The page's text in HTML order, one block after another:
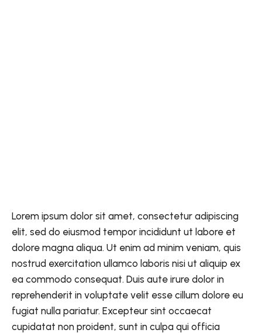
Lorem ipsum dolor sit amet, consectetur adipiscing
elit, sed do eiusmod tempor incididunt ut labore et
dolore magna aliqua. Ut enim ad minim veniam, quis
nostrud exercitation ullamco laboris nisi ut aliquip ex
ea commodo consequat. Duis aute irure dolor in
reprehenderit in voluptate velit esse cillum dolore eu
fugiat nulla pariatur. Excepteur sint occaecat
cupidatat non proident, sunt in culpa qui officia